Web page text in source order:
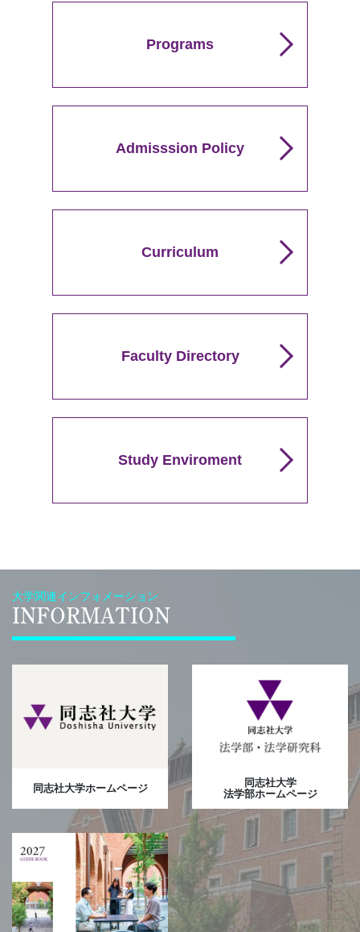
Programs
Admisssion Policy
Curriculum
Faculty Directory
Study Enviroment
大学関連インフォメーション
INFORMATION
同志社大学ホームページ
同志社大学
法学部ホームページ